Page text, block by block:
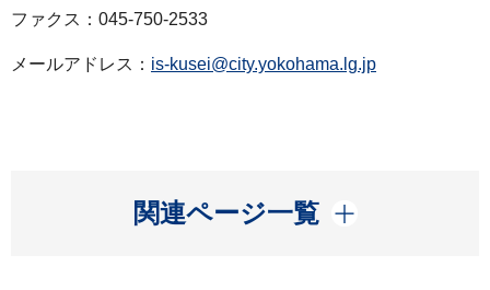
ファクス：045-750-2533
メールアドレス： is-kusei@city.yokohama.lg.jp
関連ページ一覧
開く